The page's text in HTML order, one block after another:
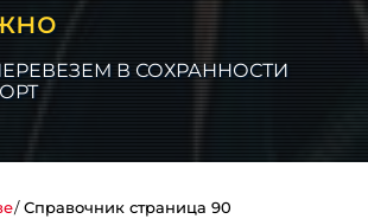
В СОХРАННОСТИ
Справочник страница 90